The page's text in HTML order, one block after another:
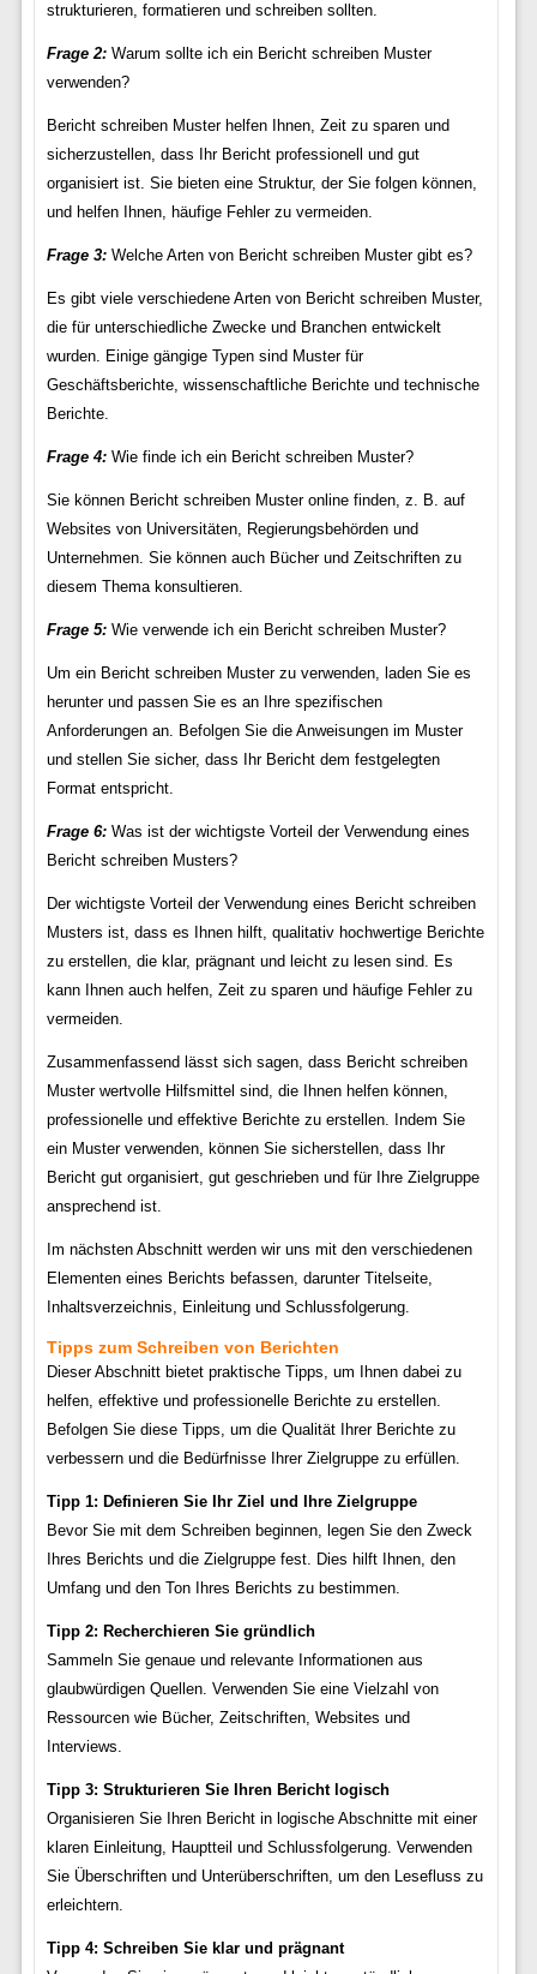
strukturieren, formatieren und schreiben sollten.
Frage 2:Warum sollte ich ein Bericht schreiben Muster
verwenden?
Bericht schreiben Muster helfen Ihnen, Zeit zu sparen und
sicherzustellen, dass Ihr Bericht professionell und gut
organisiert ist. Sie bieten eine Struktur, der Sie folgen können,
und helfen Ihnen, häufige Fehler zu vermeiden.
Frage 3:Welche Arten von Bericht schreiben Muster gibt es?
Es gibt viele verschiedene Arten von Bericht schreiben Muster,
die für unterschiedliche Zwecke und Branchen entwickelt
wurden. Einige gängige Typen sind Muster für
Geschäftsberichte, wissenschaftliche Berichte und technische
Berichte.
Frage 4:Wie finde ich ein Bericht schreiben Muster?
Sie können Bericht schreiben Muster online finden, z. B. auf
Websites von Universitäten, Regierungsbehörden und
Unternehmen. Sie können auch Bücher und Zeitschriften zu
diesem Thema konsultieren.
Frage 5:Wie verwende ich ein Bericht schreiben Muster?
Um ein Bericht schreiben Muster zu verwenden, laden Sie es
herunter und passen Sie es an Ihre spezifischen
Anforderungen an. Befolgen Sie die Anweisungen im Muster
und stellen Sie sicher, dass Ihr Bericht dem festgelegten
Format entspricht.
Frage 6:Was ist der wichtigste Vorteil der Verwendung eines
Bericht schreiben Musters?
Der wichtigste Vorteil der Verwendung eines Bericht schreiben
Musters ist, dass es Ihnen hilft, qualitativ hochwertige Berichte
zu erstellen, die klar, prägnant und leicht zu lesen sind. Es
kann Ihnen auch helfen, Zeit zu sparen und häufige Fehler zu
vermeiden.
Zusammenfassend lässt sich sagen, dass Bericht schreiben
Muster wertvolle Hilfsmittel sind, die Ihnen helfen können,
professionelle und effektive Berichte zu erstellen. Indem Sie
ein Muster verwenden, können Sie sicherstellen, dass Ihr
Bericht gut organisiert, gut geschrieben und für Ihre Zielgruppe
ansprechend ist.
Im nächsten Abschnitt werden wir uns mit den verschiedenen
Elementen eines Berichts befassen, darunter Titelseite,
Inhaltsverzeichnis, Einleitung und Schlussfolgerung.
Tipps zum Schreiben von Berichten
Dieser Abschnitt bietet praktische Tipps, um Ihnen dabei zu
helfen, effektive und professionelle Berichte zu erstellen.
Befolgen Sie diese Tipps, um die Qualität Ihrer Berichte zu
verbessern und die Bedürfnisse Ihrer Zielgruppe zu erfüllen.
Tipp 1: Definieren Sie Ihr Ziel und Ihre Zielgruppe
Bevor Sie mit dem Schreiben beginnen, legen Sie den Zweck
Ihres Berichts und die Zielgruppe fest. Dies hilft Ihnen, den
Umfang und den Ton Ihres Berichts zu bestimmen.
Tipp 2: Recherchieren Sie gründlich
Sammeln Sie genaue und relevante Informationen aus
glaubwürdigen Quellen. Verwenden Sie eine Vielzahl von
Ressourcen wie Bücher, Zeitschriften, Websites und
Interviews.
Tipp 3: Strukturieren Sie Ihren Bericht logisch
Organisieren Sie Ihren Bericht in logische Abschnitte mit einer
klaren Einleitung, Hauptteil und Schlussfolgerung. Verwenden
Sie Überschriften und Unterüberschriften, um den Lesefluss zu
erleichtern.
Tipp 4: Schreiben Sie klar und prägnant